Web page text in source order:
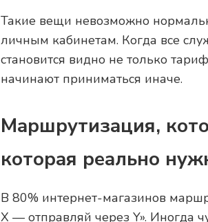
Такие вещи невозможно
личным кабинетам. Когда все
становится видно не только
начинают приниматься иначе.
Маршрутизация,
которая реально
В 80% интернет-магазинов
X — отправляй через Y». Иногда